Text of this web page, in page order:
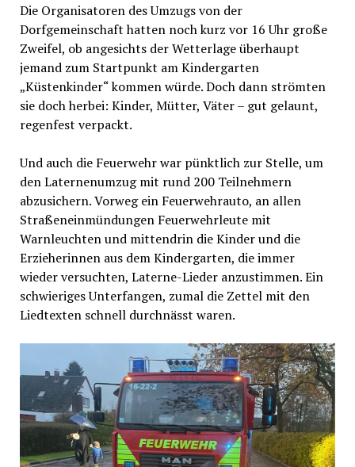
Die Organisatoren des Umzugs von der
Dorfgemeinschaft hatten noch kurz vor 16 Uhr große
Zweifel, ob angesichts der Wetterlage überhaupt
jemand zum Startpunkt am Kindergarten
„Küstenkinder“ kommen würde. Doch dann strömten
sie doch herbei: Kinder, Mütter, Väter – gut gelaunt,
regenfest verpackt.
Und auch die Feuerwehr war pünktlich zur Stelle, um
den Laternenumzug mit rund 200 Teilnehmern
abzusichern. Vorweg ein Feuerwehrauto, an allen
Straßeneinmündungen Feuerwehrleute mit
Warnleuchten und mittendrin die Kinder und die
Erzieherinnen aus dem Kindergarten, die immer
wieder versuchten, Laterne-Lieder anzustimmen. Ein
schwieriges Unterfangen, zumal die Zettel mit den
Liedtexten schnell durchnässt waren.